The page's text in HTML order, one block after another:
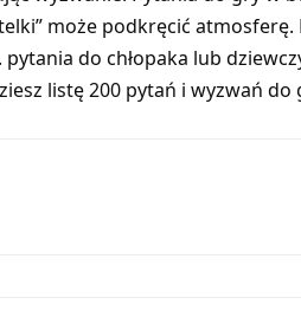
może podkręcić atmosferę.
do chłopaka lub
listę 200 pytań i wyzwań do